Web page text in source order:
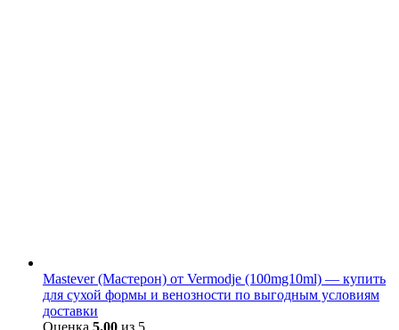
Mastever (Мастерон) от Vermodje (100mg10ml) — купить
для сухой формы и венозности по выгодным условиям
доставки
Оценка 5.00 из 5